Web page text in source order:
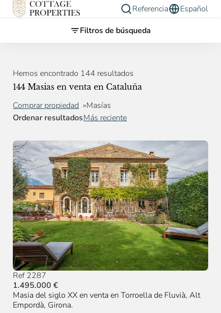
Referencia
Español
Filtros de búsqueda
Hemos encontrado 144 resultados
144 Masias en venta en Cataluña
Comprar propiedad
Masías
Ordenar resultadosMás reciente
Ref 2287
1.495.000 €
Masia del siglo XX en venta en Torroella de Fluvià, Alt
Empordà, Girona.